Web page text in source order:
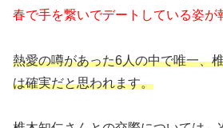
春で手を繋いでデートしている姿が
熱愛の噂があった6人の中で唯一、
は確実だと思われます。